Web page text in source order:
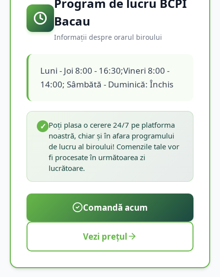
Bacau
Informații despre orarul biroului
Luni - Joi 8:00 - 16:30;Vineri 8:00 -
14:00; Sâmbătă - Duminică: Închis
✓ Poți plasa o cerere 24/7 pe platforma
noastră, chiar și în afara programului
de lucru al biroului! Comenzile tale vor
fi procesate în următoarea zi
lucrătoare.
Comandă acum
Vezi prețul